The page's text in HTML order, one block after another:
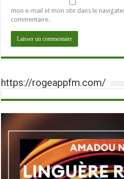
mon e-mail et mon site dans le
commentaire.
https://rogeappfm.com/